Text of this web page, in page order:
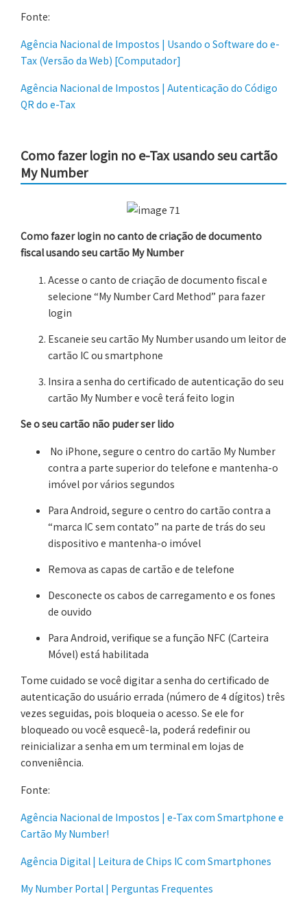
Fonte:
Agência Nacional de Impostos | Usando o Software do e-
Tax (Versão da Web) [Computador]
Agência Nacional de Impostos | Autenticação do Código
QR do e-Tax
Como fazer login no e-Tax usando seu cartão
My Number
Como fazer login no canto de criação de documento
fiscal usando seu cartão My Number
Acesse o canto de criação de documento fiscal e
selecione “My Number Card Method” para fazer
login
Escaneie seu cartão My Number usando um leitor de
cartão IC ou smartphone
Insira a senha do certificado de autenticação do seu
cartão My Number e você terá feito login
Se o seu cartão não puder ser lido
No iPhone, segure o centro do cartão My Number
contra a parte superior do telefone e mantenha-o
imóvel por vários segundos
Para Android, segure o centro do cartão contra a
“marca IC sem contato” na parte de trás do seu
dispositivo e mantenha-o imóvel
Remova as capas de cartão e de telefone
Desconecte os cabos de carregamento e os fones
de ouvido
Para Android, verifique se a função NFC (Carteira
Móvel) está habilitada
Tome cuidado se você digitar a senha do certificado de
autenticação do usuário errada (número de 4 dígitos) três
vezes seguidas, pois bloqueia o acesso. Se ele for
bloqueado ou você esquecê-la, poderá redefinir ou
reinicializar a senha em um terminal em lojas de
conveniência.
Fonte:
Agência Nacional de Impostos | e-Tax com Smartphone e
Cartão My Number!
Agência Digital | Leitura de Chips IC com Smartphones
My Number Portal | Perguntas Frequentes